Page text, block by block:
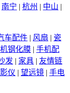
南宁 | 杭州 | 中山 |
车配件 | 风扇 | 瓷
钢化膜 | 手机配
发 | 家具 | 友情链
仪 | 望远镜 | 手电